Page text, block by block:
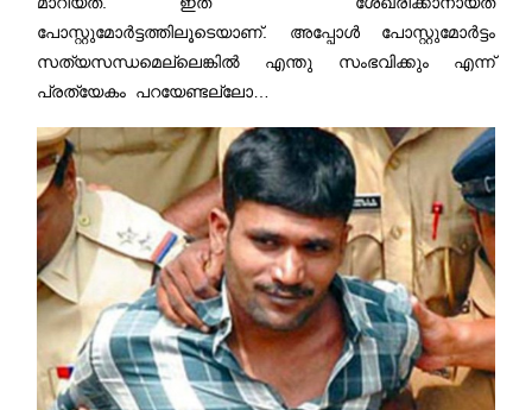
പോസ്റ്റുമോർട്ടത്തിലൂടെയാണ്. അപ്പോൾ പോസ്റ്റുമോർട്ടം
സത്യസന്ധമെല്ലെങ്കിൽ എന്തു സംഭവിക്കും എന്ന്
പ്രത്യേകം പറയേണ്ടല്ലോ…